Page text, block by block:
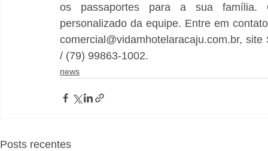
os passaportes para a sua família.
personalizado da equipe. Entre em
comercial@vidamhotelaracaju.com.br,
/ (79) 99863-1002.
news
Posts recentes